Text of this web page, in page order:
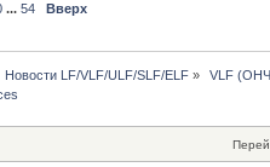
...54 Вверх
Новости LF/VLF/ULF/SLF/ELF»
VLF (ОНЧ